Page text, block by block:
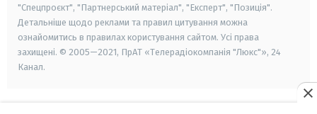
"Спецпроєкт", "Партнерський матеріал", "Експерт", "Позиція".
Детальніше щодо реклами та правил цитування можна
ознайомитись в правилах користування сайтом. Усі права
захищені. © 2005—2021, ПрАТ «Телерадіокомпанія "Люкс"», 24
Канал.